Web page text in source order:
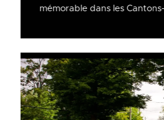
mémorable dans les